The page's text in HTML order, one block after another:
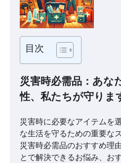
目次
災害時必需品：あな
性、私たちが守りま
災害時に必要なアイテムを
な生活を守るための重要な
災害時必需品のおすすめ理
とで解決できるお悩み、お